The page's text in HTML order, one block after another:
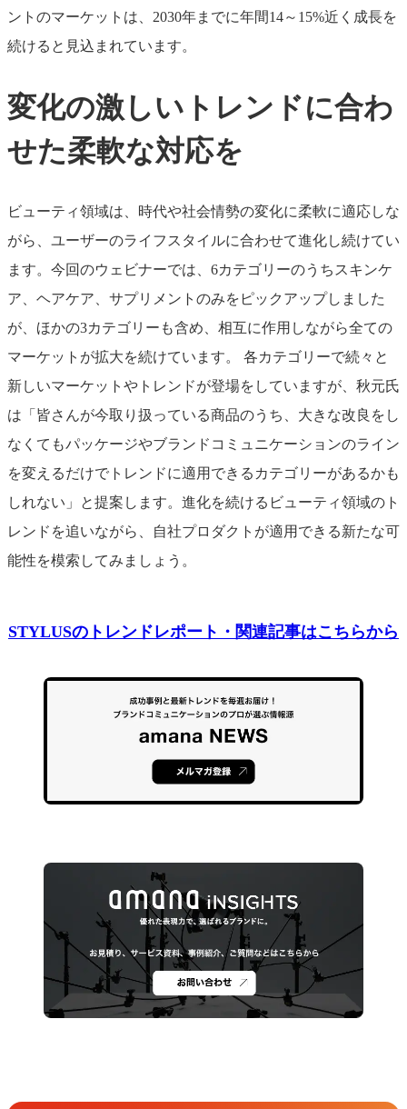
ントのマーケットは、2030年までに年間14～15%近く成長を
続けると見込まれています。
変化の激しいトレンドに合わ
せた柔軟な対応を
ビューティ領域は、時代や社会情勢の変化に柔軟に適応しな
がら、ユーザーのライフスタイルに合わせて進化し続けてい
ます。今回のウェビナーでは、6カテゴリーのうちスキンケ
ア、ヘアケア、サプリメントのみをピックアップしました
が、ほかの3カテゴリーも含め、相互に作用しながら全ての
マーケットが拡大を続けています。 各カテゴリーで続々と
新しいマーケットやトレンドが登場をしていますが、秋元氏
は「皆さんが今取り扱っている商品のうち、大きな改良をし
なくてもパッケージやブランドコミュニケーションのライン
を変えるだけでトレンドに適用できるカテゴリーがあるかも
しれない」と提案します。進化を続けるビューティ領域のト
レンドを追いながら、自社プロダクトが適用できる新たな可
能性を模索してみましょう。
STYLUSのトレンドレポート・関連記事はこちらから
Get in Touchお問い合わせ